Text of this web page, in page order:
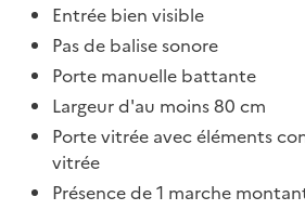
Entrée bien visible
Pas de balise sonore
Porte manuelle battante
Largeur d'au moins 80 cm
Porte vitrée avec éléments
vitrée
Présence de 1 marche